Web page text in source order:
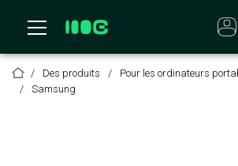
Des produits Pour les ordinateurs
Samsung